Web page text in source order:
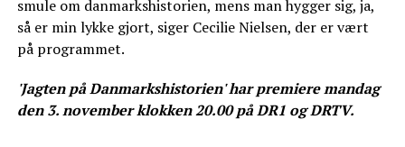
smule om danmarkshistorien, mens man hygger sig, ja,
så er min lykke gjort, siger Cecilie Nielsen, der er vært
på programmet.
'Jagten på Danmarkshistorien' har premiere mandag
den 3. november klokken 20.00 på DR1 og DRTV.